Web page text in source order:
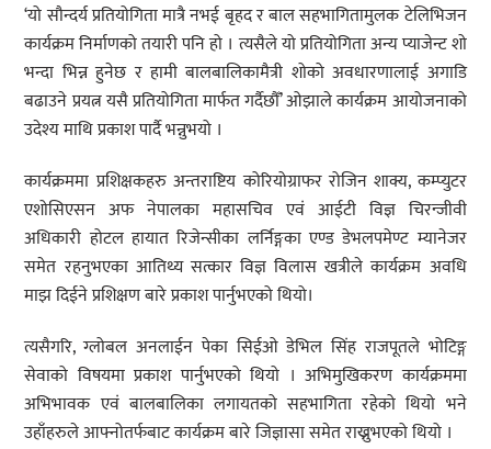
‘यो सौन्दर्य प्रतियोगिता मात्रै नभई बृहद र बाल सहभागितामुलक टेलिभिजन
कार्यक्रम निर्माणको तयारी पनि हो । त्यसैले यो प्रतियोगिता अन्य प्याजेन्ट शो
भन्दा भिन्न हुनेछ र हामी बालबालिकामैत्री शोको अवधारणालाई अगाडि
बढाउने प्रयत्न यसै प्रतियोगिता मार्फत गर्दैछौँ’ ओझाले कार्यक्रम आयोजनाको
उदेश्य माथि प्रकाश पार्दै भन्नुभयो ।
कार्यक्रममा प्रशिक्षकहरु अन्तराष्टिय कोरियोग्राफर रोजिन शाक्य, कम्प्युटर
एशोसिएसन अफ नेपालका महासचिव एवं आईटी विज्ञ चिरन्जीवी
अधिकारी होटल हायात रिजेन्सीका लर्निङ्गका एण्ड डेभलपमेण्ट म्यानेजर
समेत रहनुभएका आतिथ्य सत्कार विज्ञ विलास खत्रीले कार्यक्रम अवधि
माझ दिईने प्रशिक्षण बारे प्रकाश पार्नुभएको थियो।
त्यसैगरि, ग्लोबल अनलाईन पेका सिईओ डेभिल सिंह राजपूतले भोटिङ्ग
सेवाको विषयमा प्रकाश पार्नुभएको थियो । अभिमुखिकरण कार्यक्रममा
अभिभावक एवं बालबालिका लगायतको सहभागिता रहेको थियो भने
उहाँहरुले आफ्नोतर्फबाट कार्यक्रम बारे जिज्ञासा समेत राख्नुभएको थियो ।